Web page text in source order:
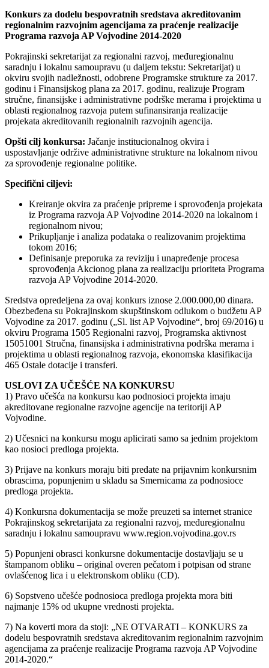
Konkurs za dodelu bespovratnih sredstava akreditovanim
regionalnim razvojnim agencijama za praćenje realizacije
Programa razvoja AP Vojvodine 2014-2020
Pokrajinski sekretarijat za regionalni razvoj, međuregionalnu
saradnju i lokalnu samoupravu (u daljem tekstu: Sekretarijat) u
okviru svojih nadležnosti, odobrene Programske strukture za 2017.
godinu i Finansijskog plana za 2017. godinu, realizuje Program
stručne, finansijske i administrativne podrške merama i projektima u
oblasti regionalnog razvoja putem sufinansiranja realizacije
projekata akreditovanih regionalnih razvojnih agencija.
Opšti cilj konkursa: Jačanje institucionalnog okvira i
uspostavljanje održive administrativne strukture na lokalnom nivou
za sprovođenje regionalne politike.
Specifični ciljevi:
Kreiranje okvira za praćenje pripreme i sprovođenja projekata
iz Programa razvoja AP Vojvodine 2014-2020 na lokalnom i
regionalnom nivou;
Prikupljanje i analiza podataka o realizovanim projektima
tokom 2016;
Definisanje preporuka za reviziju i unapređenje procesa
sprovođenja Akcionog plana za realizaciju prioriteta Programa
razvoja AP Vojvodine 2014-2020.
Sredstva opredeljena za ovaj konkurs iznose 2.000.000,00 dinara.
Obezbeđena su Pokrajinskom skupštinskom odlukom o budžetu AP
Vojvodine za 2017. godinu („Sl. list AP Vojvodine“, broj 69/2016) u
okviru Programa 1505 Regionalni razvoj, Programska aktivnost
15051001 Stručna, finansijska i administrativna podrška merama i
projektima u oblasti regionalnog razvoja, ekonomska klasifikacija
465 Ostale dotacije i transferi.
USLOVI ZA UČEŠĆE NA KONKURSU
1) Pravo učešća na konkursu kao podnosioci projekta imaju
akreditovane regionalne razvojne agencije na teritoriji AP
Vojvodine.
2) Učesnici na konkursu mogu aplicirati samo sa jednim projektom
kao nosioci predloga projekta.
3) Prijave na konkurs moraju biti predate na prijavnim konkursnim
obrascima, popunjenim u skladu sa Smernicama za podnosioce
predloga projekta.
4) Konkursna dokumentacija se može preuzeti sa internet stranice
Pokrajinskog sekretarijata za regionalni razvoj, međuregionalnu
saradnju i lokalnu samoupravu www.region.vojvodina.gov.rs
5) Popunjeni obrasci konkursne dokumentacije dostavljaju se u
štampanom obliku – original overen pečatom i potpisan od strane
ovlašćenog lica i u elektronskom obliku (CD).
6) Sopstveno učešće podnosioca predloga projekta mora biti
najmanje 15% od ukupne vrednosti projekta.
7) Na koverti mora da stoji: „NE OTVARATI – KONKURS za
dodelu bespovratnih sredstava akreditovanim regionalnim razvojnim
agencijama za praćenje realizacije Programa razvoja AP Vojvodine
2014-2020.“